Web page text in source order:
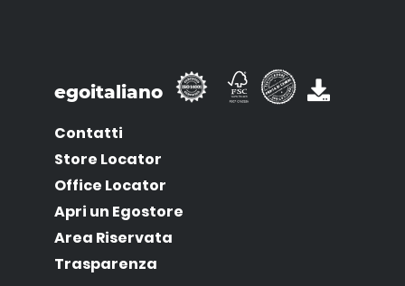
egoitaliano
Contatti
Store Locator
Office Locator
Apri un Egostore
Area Riservata
Trasparenza